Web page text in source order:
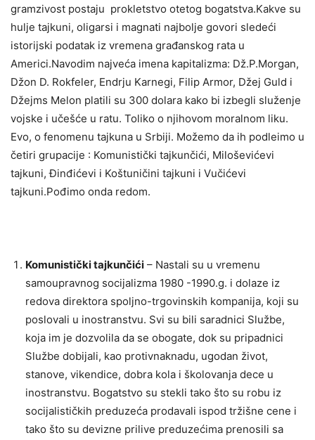
gramzivost postaju prokletstvo otetog bogatstva.Kakve su
hulje tajkuni, oligarsi i magnati najbolje govori sledeći
istorijski podatak iz vremena građanskog rata u
Americi.Navodim najveća imena kapitalizma: Dž.P.Morgan,
Džon D. Rokfeler, Endrju Karnegi, Filip Armor, Džej Guld i
Džejms Melon platili su 300 dolara kako bi izbegli služenje
vojske i učešće u ratu. Toliko o njihovom moralnom liku.
Evo, o fenomenu tajkuna u Srbiji. Možemo da ih podleimo u
četiri grupacije : Komunistički tajkunčići, Miloševićevi
tajkuni, Đinđićevi i Koštuničini tajkuni i Vučićevi
tajkuni.Pođimo onda redom.
Komunistički tajkunčići – Nastali su u vremenu
samoupravnog socijalizma 1980 -1990.g. i dolaze iz
redova direktora spoljno-trgovinskih kompanija, koji su
poslovali u inostranstvu. Svi su bili saradnici Službe,
koja im je dozvolila da se obogate, dok su pripadnici
Službe dobijali, kao protivnaknadu, ugodan život,
stanove, vikendice, dobra kola i školovanja dece u
inostranstvu. Bogatstvo su stekli tako što su robu iz
socijalističkih preduzeća prodavali ispod tržišne cene i
tako što su devizne prilive preduzećima prenosili sa